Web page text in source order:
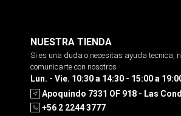
NUESTRA TIENDA
Si es una duda o necesitas ayuda tecnica,
comunicarte con nosotros
Lun. - Vie. 10:30 a 14:30 - 15:00 a
Apoquindo 7331 OF 918 - Las
+56 2 2244 3777